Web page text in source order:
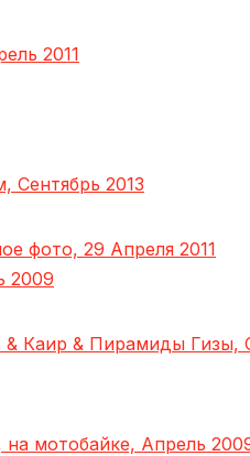
2011
2013
фото, 29 Апреля 2011
2009
Каир & Пирамиды Гизы,
на мотобайке, Апрель